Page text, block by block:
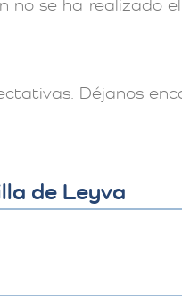
no se ha realizado
Déjanos
de Leyva